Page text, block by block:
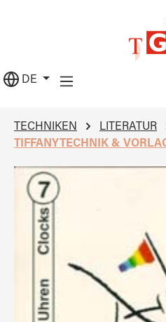
DE
TECHNIKEN
LITERATUR
TIFFANYTECHNIK &
Bildergalerie überspringen